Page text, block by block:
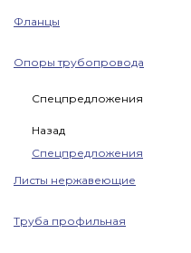
Фланцы
Опоры трубопровода
Спецпредложения
Назад
Спецпредложения
Листы нержавеющие
Труба профильная